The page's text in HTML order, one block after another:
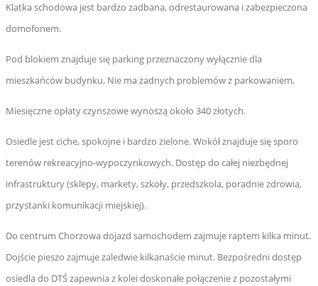
Klatka schodowa jest bardzo zadbana, odrestaurowana i zabezpieczona
domofonem.
Pod blokiem znajduje się parking przeznaczony wyłącznie dla
mieszkańców budynku. Nie ma żadnych problemów z parkowaniem.
Miesięczne opłaty czynszowe wynoszą około 340 złotych.
Osiedle jest ciche, spokojne i bardzo zielone. Wokół znajduje się sporo
terenów rekreacyjno-wypoczynkowych. Dostęp do całej niezbędnej
infrastruktury (sklepy, markety, szkoły, przedszkola, poradnie zdrowia,
przystanki komunikacji miejskiej).
Do centrum Chorzowa dojazd samochodem zajmuje raptem kilka minut.
Dojście pieszo zajmuje zaledwie kilkanaście minut. Bezpośredni dostęp
osiedla do DTŚ zapewnia z kolei doskonałe połączenie z pozostałymi